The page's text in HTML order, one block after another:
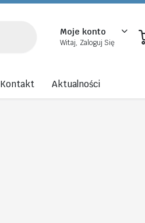
Moje konto
Witaj, Zaloguj Się
Kontakt Aktualności